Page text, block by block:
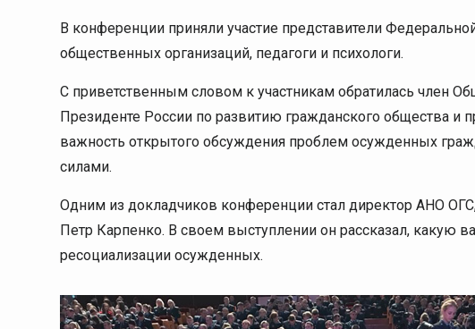
В конференции приняли участие представители
общественных организаций, педагоги и психологи.
С приветственным словом к участникам обратилась член
Президенте России по развитию гражданского общества и
важность открытого обсуждения проблем осужденных
силами.
Одним из докладчиков конференции стал директор АНО
Петр Карпенко. В своем выступлении он рассказал, какую
ресоциализации осужденных.